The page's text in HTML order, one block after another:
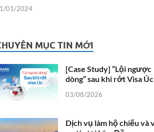
01/2024
MỤC TIN MỚI
[Case Study] “Lội ngược
dòng” sau khi rớt Visa Úc
03/08/2026
Dịch vụ làm hộ chiếu và